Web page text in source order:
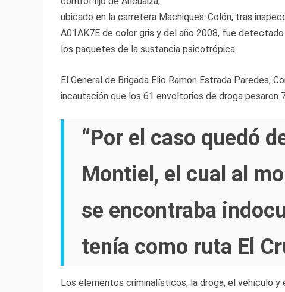
ubicado en la carretera Machiques-Colón, tras
A01AK7E de color gris y del año 2008, fue
los paquetes de la sustancia psicotrópica.
El General de Brigada Elio Ramón Estrada Paredes,
incautación que los 61 envoltorios de droga pesaron
“Por el caso quedó
Montiel, el cual al
se encontraba
tenía como ruta El
Los elementos criminalísticos, la droga, el vehículo y